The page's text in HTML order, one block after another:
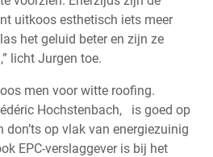
uitkoos esthetisch iets meer
het geluid beter en zijn ze
licht Jurgen toe.
men voor witte roofing.
Hochstenbach, is goed op
don’ts op vlak van energiezuinig
EPC-verslaggever is bij het